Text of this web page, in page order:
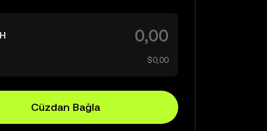
$0,00
Cüzdan Bağla